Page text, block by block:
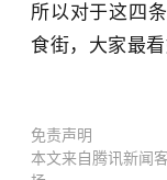
所以对于这四
食街，大家最看
免责声明
本文来自腾讯新闻